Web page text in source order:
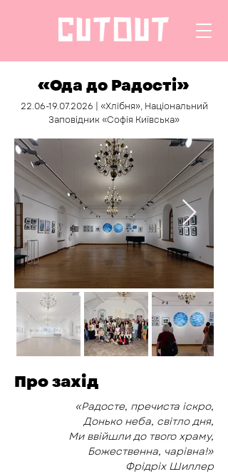
«Ода до Радості»
22.06-19.07.2026 | «Хлібня», Національний
Заповідник «Софія Київська»
Про захід
«Радосте, пречиста іскро,
Донько неба, світло дня,
Ми ввійшли до твого храму,
Божественна, чарівна!»
Фрідріх Шиллер